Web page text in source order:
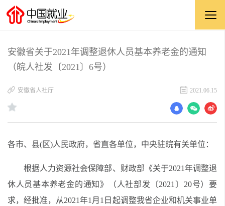
安徽省关于2021年调整退休人员基本养老金的通知
（皖人社发〔2021〕6号）
安徽省人社厅 2021.06.15
各市、县(区)人民政府，省直各单位，中央驻皖有关单位：
根据人力资源社会保障部、财政部《关于2021年调整退
休人员基本养老金的通知》（人社部发〔2021〕20号） 要
求，经批准，从2021年1月1日起调整我省企业和机关事业单